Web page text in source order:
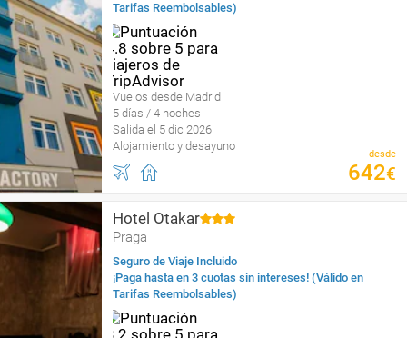
Tarifas Reembolsables)
Vuelos desde Madrid
5 días / 4 noches
Salida el 5 dic 2026
Alojamiento y desayuno
desde
642€
Hotel Otakar
Praga
Seguro de Viaje Incluido
¡Paga hasta en 3 cuotas sin intereses! (Válido en
Tarifas Reembolsables)